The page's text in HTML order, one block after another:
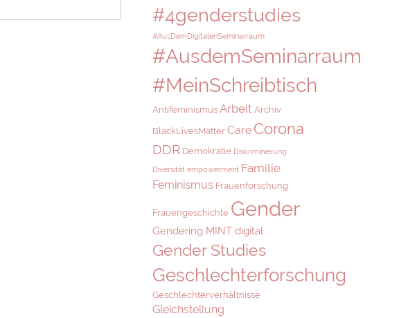
#4genderstudies
#AusDemDigitalenSeminarraum
#AusdemSeminarraum
#MeinSchreibtisch
Antifeminismus Arbeit Archiv
BlackLivesMatter Care Corona
DDR Demokratie Diskriminierung
Diversität empowerment Familie
Feminismus Frauenforschung
Frauengeschichte Gender
Gendering MINT digital
Gender Studies
Geschlechterforschung
Geschlechterverhältnisse
Gleichstellung